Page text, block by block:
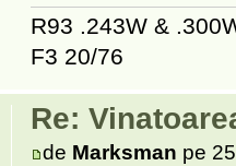
R93 .243W &
F3 20/76
Re:
de Marksman pe